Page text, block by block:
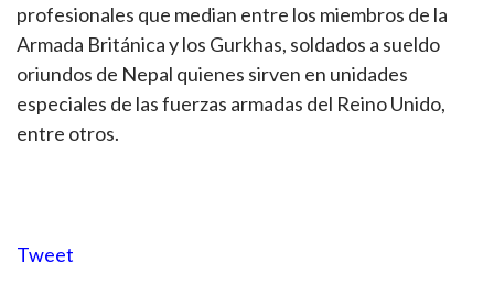
profesionales que median entre los miembros de la
Armada Británica y los Gurkhas, soldados a sueldo
oriundos de Nepal quienes sirven en unidades
especiales de las fuerzas armadas del Reino Unido,
entre otros.
Tweet